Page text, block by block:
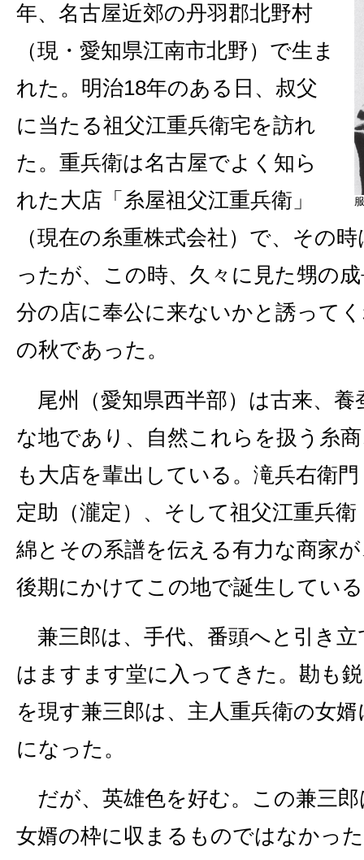
年、名古屋近郊の丹羽郡北野村
（現・愛知県江南市北野）で生ま
れた。明治18年のある日、叔父
に当たる祖父江重兵衛宅を訪れ
た。重兵衛は名古屋でよく知ら
れた大店「糸屋祖父江重兵衛」
（現在の糸重株式会社）で、その
ったが、この時、久々に見た甥の
分の店に奉公に来ないかと誘って
の秋であった。
尾州（愛知県西半部）は古来、養
な地であり、自然これらを扱う糸
も大店を輩出している。滝兵右衛
定助（瀧定）、そして祖父江重兵
綿とその系譜を伝える有力な商家
後期にかけてこの地で誕生してい
兼三郎は、手代、番頭へと引き立
はますます堂に入ってきた。勘も
を現す兼三郎は、主人重兵衛の女
になった。
だが、英雄色を好む。この兼三
女婿の枠に収まるものではなかっ